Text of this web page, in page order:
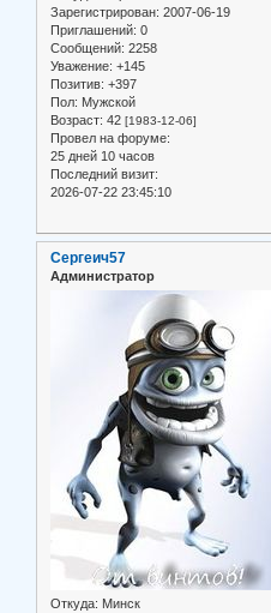
Зарегистрирован: 2007-06-19
Приглашений: 0
Сообщений: 2258
Уважение: +145
Позитив: +397
Пол: Мужской
Возраст: 42 [1983-12-06]
Провел на форуме:
25 дней 10 часов
Последний визит:
2026-07-22 23:45:10
Сергеич57
Администратор
Откуда: Минск